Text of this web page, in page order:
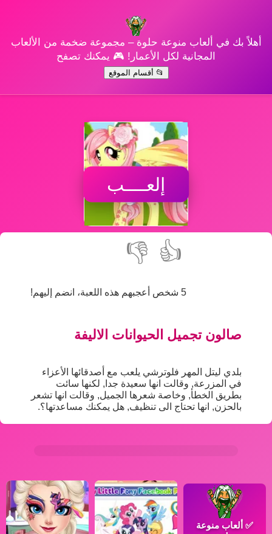
أهلاً بك في ألعاب منوعة حلوة – مجموعة ضخمة من الألعاب
المجانية لكل الأعمار! 🎮 يمكنك تصفح
📂 أقسام الموقع
إلعــــب
👍
👎
5 شخص أعجبهم هذه اللعبة، انضم إليهم!
صالون تجميل الحيوانات الاليفة
بلدي ليتل المهر فلوترشي يلعب مع أصدقائها الأعزاء
في المزرعة, وقالت انها سعيدة جدا, لكنها سائت
بطريق الخطأ, وخاصة شعرها الجميل, وقالت انها تشعر
بالحزن, انها تحتاج الى تنظيف, هل يمكنك مساعدتها؟.
✅ ألعاب منوعة